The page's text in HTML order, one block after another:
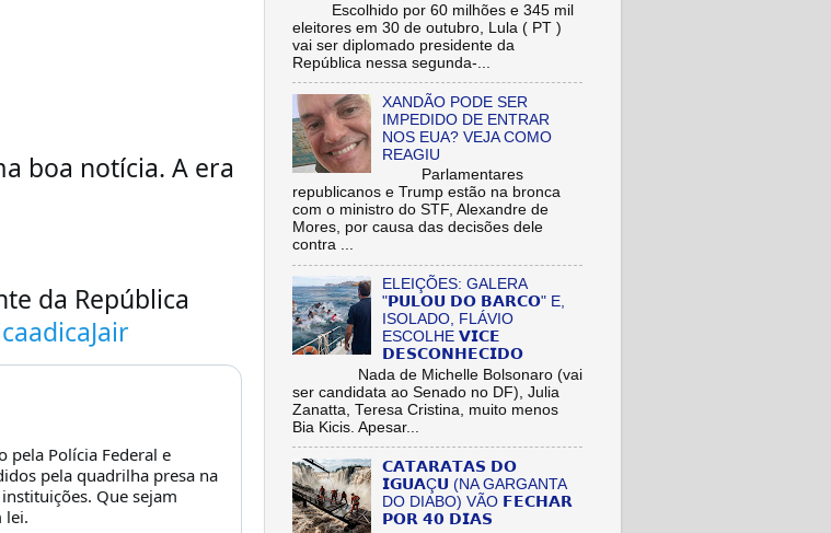
boa notícia. A era
da República
pela quadrilha presa na
Que sejam
lei.
Escolhido por 60 milhões e 345 mil
eleitores em 30 de outubro, Lula ( PT )
vai ser diplomado presidente da
República nessa segunda-...
XANDÃO PODE SER
IMPEDIDO DE ENTRAR
NOS EUA? VEJA COMO
REAGIU
Parlamentares
republicanos e Trump estão na bronca
com o ministro do STF, Alexandre de
Mores, por causa das decisões dele
contra ...
ELEIÇÕES: GALERA
"𝗣𝗨𝗟𝗢𝗨 𝗗𝗢 𝗕𝗔𝗥𝗖𝗢" E,
ISOLADO, FLÁVIO
ESCOLHE 𝗩𝗜𝗖𝗘
𝗗𝗘𝗦𝗖𝗢𝗡𝗛𝗘𝗖𝗜𝗗𝗢
Nada de Michelle Bolsonaro (vai
ser candidata ao Senado no DF), Julia
Zanatta, Teresa Cristina, muito menos
Bia Kicis. Apesar...
𝗖𝗔𝗧𝗔𝗥𝗔𝗧𝗔𝗦 𝗗𝗢
𝗜𝗚𝗨𝗔Ç𝗨 (NA GARGANTA
DO DIABO) VÃO 𝗙𝗘𝗖𝗛𝗔𝗥
𝗣𝗢𝗥 𝟰𝟬 𝗗𝗜𝗔𝗦